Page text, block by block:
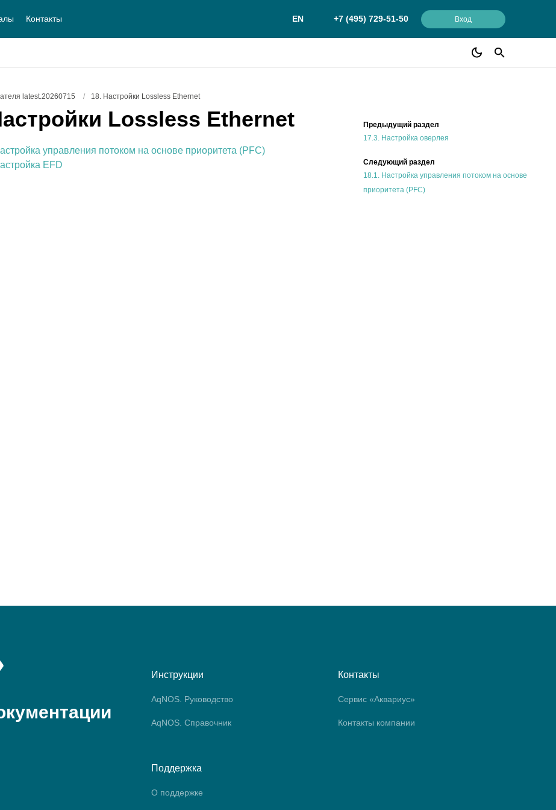
Контакты EN +7 (495) 729-51-50 Вход
latest.20260715 / 18. Настройки Lossless Ethernet
Lossless Ethernet
управления потоком на основе приоритета (PFC)
EFD
Предыдущий раздел
17.3. Настройка оверлея
Следующий раздел
18.1. Настройка управления потоком на основе
приоритета (PFC)
Инструкции
AqNOS. Руководство
AqNOS. Справочник
Поддержка
О поддержке
Контакты
Сервис «Аквариус»
Контакты компании